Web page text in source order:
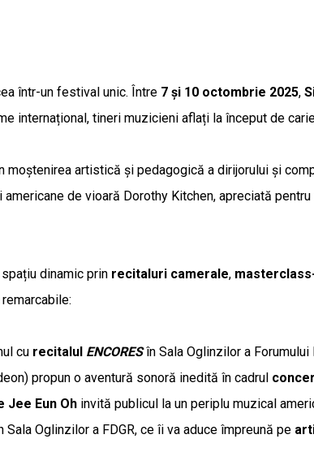
într-un festival unic. Între 7 și 10 octombrie 2025,
internațional, tineri muzicieni aflați la început de
moștenirea artistică și pedagogică a dirijorului și
de vioară Dorothy Kitchen, apreciată
dinamic prin recitaluri camerale,
cu recitalul ENCORESîn Sala Oglinzilor a Forumului
propun o aventură sonoră inedită în cadrul
Jee Eun Oh invită publicul la un periplu muzical
Sala Oglinzilor a FDGR, ce îi va aduce împreună pe